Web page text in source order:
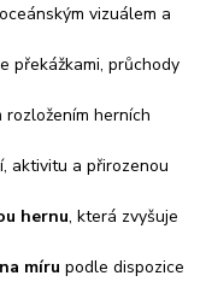
vizuálem a
překážkami, průchody
herních
aktivitu a přirozenou
hernu, která zvyšuje
míru podle dispozice